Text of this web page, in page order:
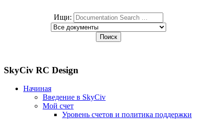
Ищи:
SkyCiv RC Design
Начиная
Введение в SkyCiv
Мой счет
Уровень счетов и политика поддержки